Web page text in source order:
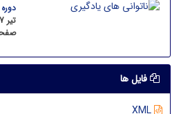
دوره 7، شماره 4 - شماره پیاپی 25
تیر 1397
فایل ها